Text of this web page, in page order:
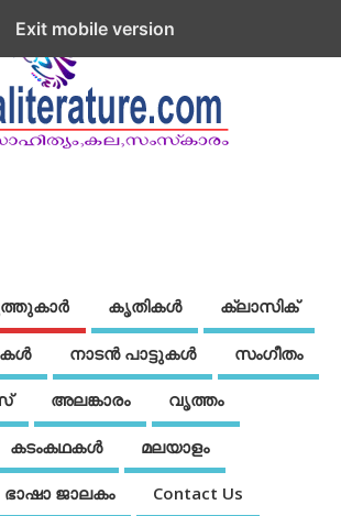
കൃതികൾ ക്ലാസിക്
നാടന്‍ പാട്ടുകള്‍ സംഗീതം
അലങ്കാരം വൃത്തം
കടംകഥകള്‍ മലയാളം
ഭാഷാ ജാലകം Contact Us
Exit mobile version